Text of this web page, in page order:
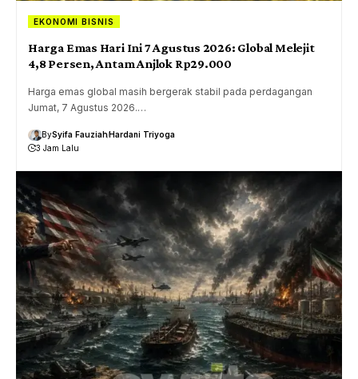
EKONOMI BISNIS
Harga Emas Hari Ini 7 Agustus 2026: Global Melejit
4,8 Persen, Antam Anjlok Rp29.000
Harga emas global masih bergerak stabil pada perdagangan
Jumat, 7 Agustus 2026.…
BySyifa FauziahHardani Triyoga
3 Jam Lalu